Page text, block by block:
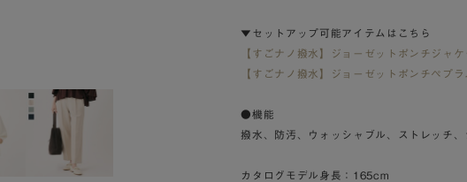
▼セットアップ可能アイテムはこちら
【すごナノ撥水】ジョーゼットポンチジャケ
【すごナノ撥水】ジョーゼットポンチペプラ
●機能
撥水、防汚、ウォッシャブル、ストレッチ
カタログモデル身長：165cm